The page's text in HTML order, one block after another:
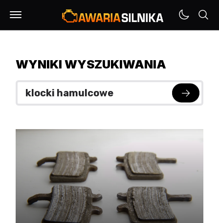
WYNIKI WYSZUKIWANIA